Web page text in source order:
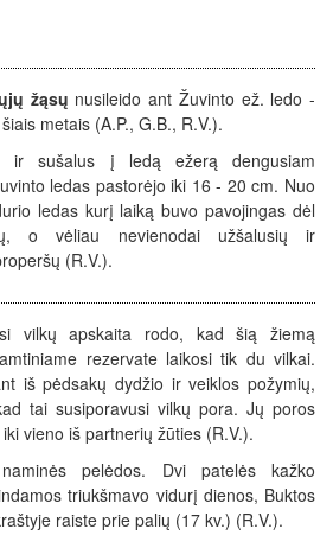
žąsų nusileido ant Žuvinto ež. ledo -
metais (A.P., G.B., R.V.).
ir sušalus į ledą ežerą dengusiam
ledas pastorėjo iki 16 - 20 cm. Nuo
ledas kurį laiką buvo pavojingas dėl
o vėliau nevienodai užšalusių ir
(R.V.).
vilkų apskaita rodo, kad šią žiemą
rezervate laikosi tik du vilkai.
iš pėdsakų dydžio ir veiklos požymių,
tai susiporavusi vilkų pora. Jų poros
vieno iš partnerių žūties (R.V.).
pelėdos. Dvi patelės kažko
triukšmavo vidurį dienos, Buktos
raiste prie palių (17 kv.) (R.V.).